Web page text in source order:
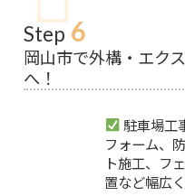
Step 6
岡山市で外構・エク
へ！
駐車場工
フォーム、
ト施工、フ
置など幅広